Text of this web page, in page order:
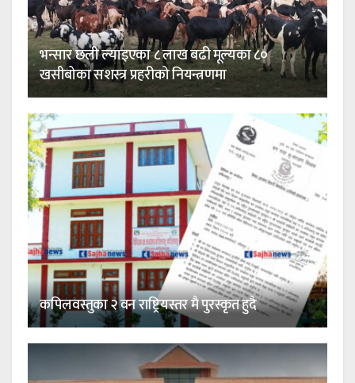
भन्सार छली ल्याइएका ८ लाख बढी मूल्यका ८०
खसीबोका सशस्त्र प्रहरीको नियन्त्रणमा
कपिलवस्तुका २ वन राष्ट्रियस्तर मै पुरस्कृत हुदै